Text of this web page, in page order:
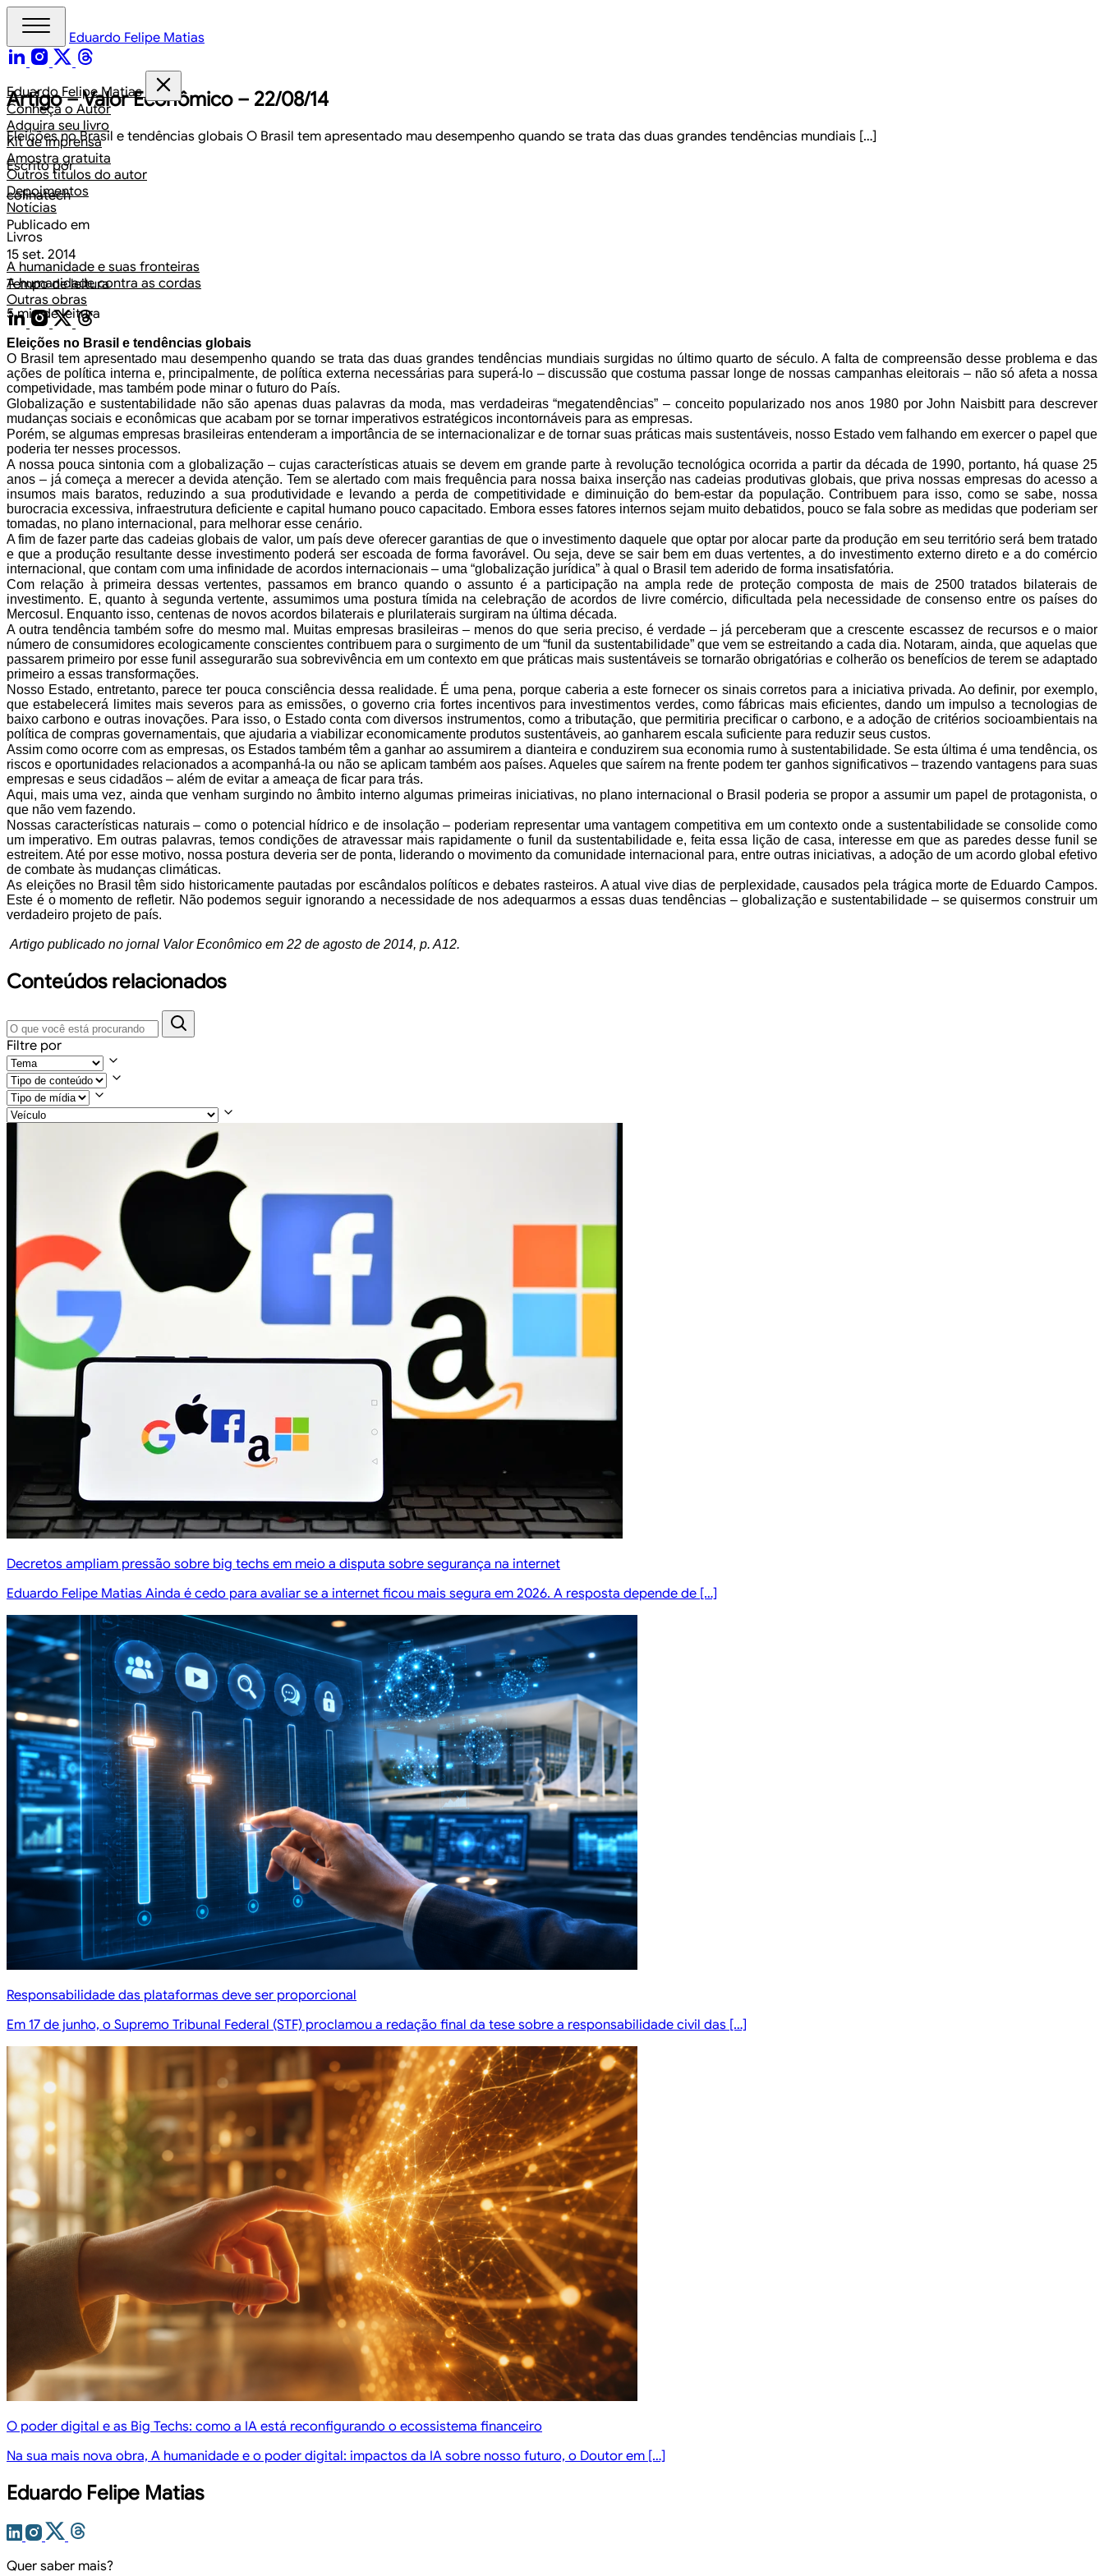
Eduardo Felipe Matias
Eduardo Felipe Matias
Conheça o Autor
Adquira seu livro
Kit de imprensa
Amostra gratuita
Outros títulos do autor
Depoimentos
Notícias
Livros
A humanidade e suas fronteiras
A humanidade contra as cordas
Outras obras
Artigo – Valor Econômico – 22/08/14
Eleições no Brasil e tendências globais O Brasil tem apresentado mau desempenho quando se trata das duas grandes tendências mundiais […]
Escrito por
colinatech
Publicado em
15 set. 2014
Tempo de leitura
5 min de leitura
Eleições no Brasil e tendências globais
O Brasil tem apresentado mau desempenho quando se trata das duas grandes tendências mundiais surgidas no último quarto de século. A falta de compreensão desse problema e das
ações depolítica interna e, principalmente, de política externa necessárias para superá-lo – discussão que costuma passar longe de nossas campanhas eleitorais –não só afeta a nossa
competividade, mas também pode minar o futuro do País.
Globalização e sustentabilidade não são apenas duas palavras da moda, mas verdadeiras “megatendências” – conceito popularizado nos anos 1980 por John Naisbitt para descrever
mudanças sociais e econômicas que acabam por se tornar imperativos estratégicos incontornáveis para as empresas.
Porém, se algumas empresas brasileiras entenderam a importância de se internacionalizar e de tornar suas práticas mais sustentáveis, nosso Estado vem falhando em exercer o papel que
poderia ter nesses processos.
A nossa pouca sintonia com a globalização – cujas características atuais se devem em grande parte à revolução tecnológica ocorrida a partir da década de 1990, portanto, há quase 25
anos – já começa a merecer a devida atenção. Tem sealertado com mais frequência para nossa baixa inserção nas cadeias produtivasglobais, que priva nossas empresas do acesso a
insumos mais baratos, reduzindo a sua produtividade e levando a perda de competitividade e diminuição do bem-estar da população. Contribuem para isso, como se sabe, nossa
burocracia excessiva, infraestrutura deficiente e capital humano pouco capacitado. Embora esses fatores internos sejam muito debatidos, pouco se fala sobre as medidas que poderiam ser
tomadas, no plano internacional, para melhorar esse cenário.
A fim de fazer parte das cadeias globais de valor, um país deve oferecergarantias de que o investimento daquele que optar por alocar parte da produção em seu território será bem tratado
e que a produção resultante desse investimento poderá ser escoada de forma favorável. Ou seja, deve se sair bem em duas vertentes, a do investimento externo direto e a do comércio
internacional, que contam com uma infinidade de acordos internacionais – uma “globalização jurídica” à qual o Brasil tem aderido de forma insatisfatória.
Com relação à primeira dessas vertentes, passamos em branco quando oassunto é a participação na ampla rede de proteção composta de mais de 2500 tratados bilaterais de
investimento. E, quanto à segunda vertente, assumimos uma postura tímida na celebração de acordos de livrecomércio, dificultada pela necessidade de consenso entre os países do
Mercosul. Enquanto isso, centenas de novos acordos bilaterais e plurilaterais surgiram na última década.
A outra tendência também sofre do mesmo mal. Muitas empresas brasileiras – menos do que seria preciso, é verdade – já perceberam que a crescente escassez de recursos e o maior
número de consumidores ecologicamente conscientes contribuem para o surgimento de um “funil da sustentabilidade” quevem se estreitando a cada dia. Notaram, ainda, que aquelas que
passarem primeiro por esse funil assegurarão sua sobrevivência em um contexto em que práticas mais sustentáveis se tornarão obrigatórias e colherão os benefícios de terem se adaptado
primeiro a essas transformações.
Nosso Estado, entretanto, parece ter pouca consciência dessa realidade. É uma pena, porque caberia a este fornecer os sinais corretos para a iniciativa privada. Ao definir, por exemplo,
que estabelecerá limites mais severos para asemissões, o governo cria fortes incentivos para investimentos verdes, como fábricas mais eficientes, dando um impulso a tecnologias de
baixo carbono e outras inovações. Para isso, o Estado conta com diversos instrumentos, como a tributação, que permitiria precificar o carbono, e a adoção de critérios socioambientais na
política de compras governamentais, que ajudaria a viabilizar economicamente produtos sustentáveis, ao ganharem escala suficiente para reduzir seus custos.
Assim como ocorre com as empresas, os Estados também têm a ganhar ao assumirem a dianteira e conduzirem sua economia rumo à sustentabilidade. Se esta última é uma tendência, os
riscos e oportunidades relacionados a acompanhá-la ou não se aplicam também aos países. Aqueles que saírem na frente podem ter ganhos significativos – trazendovantagens para suas
empresas e seus cidadãos – além de evitar a ameaça de ficar para trás.
Aqui, mais uma vez, ainda que venham surgindo no âmbito interno algumas primeiras iniciativas, no plano internacional o Brasil poderia se propor a assumir um papel de protagonista, o
que não vem fazendo.
Nossas características naturais – como o potencial hídrico e deinsolação – poderiam representar uma vantagem competitiva em um contexto onde a sustentabilidade se consolide como
um imperativo. Em outras palavras, temoscondições de atravessar mais rapidamente o funil da sustentabilidade e, feita essa lição de casa, interesse em que as paredes desse funil se
estreitem. Até por esse motivo, nossa postura deveria ser de ponta, liderando o movimento da comunidade internacional para, entre outras iniciativas, a adoção de um acordoglobal efetivo
de combate às mudanças climáticas.
As eleições no Brasil têm sido historicamente pautadas por escândalos políticos e debates rasteiros. Aatual vive dias de perplexidade, causados pela trágica morte de Eduardo Campos.
Este é o momento de refletir. Não podemos seguir ignorando a necessidade de nos adequarmos a essas duas tendências – globalização e sustentabilidade – sequisermos construir um
verdadeiro projeto de país.
Artigo publicado no jornal Valor Econômico em 22 de agosto de 2014, p. A12.
Conteúdos relacionados
Filtre por
Decretos ampliam pressão sobre big techs em meio a disputa sobre segurança na internet
Eduardo Felipe Matias Ainda é cedo para avaliar se a internet ficou mais segura em 2026. A resposta depende de […]
Responsabilidade das plataformas deve ser proporcional
Em 17 de junho, o Supremo Tribunal Federal (STF) proclamou a redação final da tese sobre a responsabilidade civil das […]
O poder digital e as Big Techs: como a IA está reconfigurando o ecossistema financeiro
Na sua mais nova obra, A humanidade e o poder digital: impactos da IA sobre nosso futuro, o Doutor em […]
Eduardo Felipe Matias
Quer saber mais?